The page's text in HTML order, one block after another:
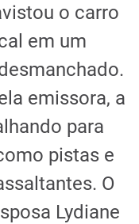
o carro
em um
emissora, a
para
pistas e
O
Lydiane